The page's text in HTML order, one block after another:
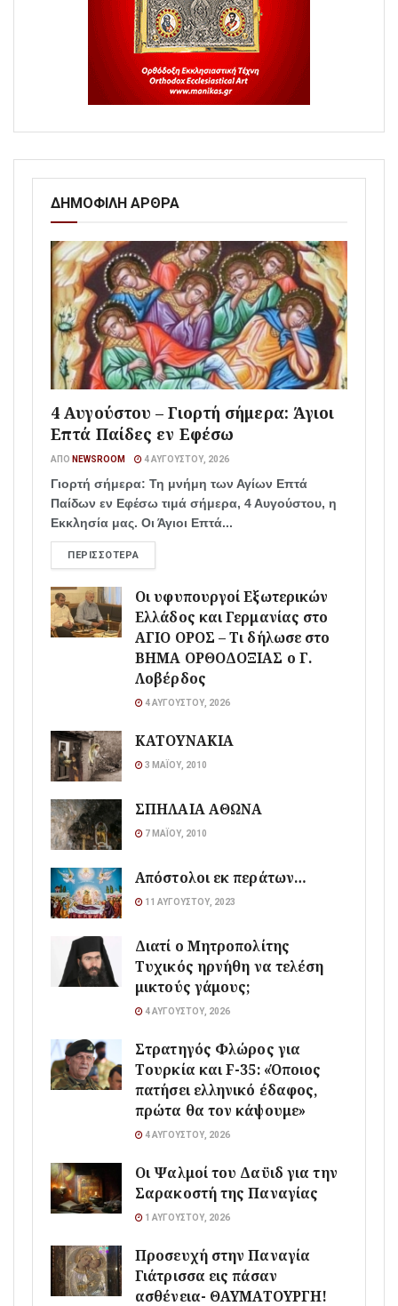
ΔΗΜΟΦΙΛΗ ΑΡΘΡΑ
4 Αυγούστου – Γιορτή σήμερα: Άγιοι
Επτά Παίδες εν Εφέσω
ΑΠΌ NEWSROOM 4 ΑΥΓΟΎΣΤΟΥ, 2026
Γιορτή σήμερα: Τη μνήμη των Αγίων Επτά
Παίδων εν Εφέσω τιμά σήμερα, 4 Αυγούστου, η
Εκκλησία μας. Οι Άγιοι Επτά...
ΠΕΡΙΣΣΌΤΕΡΑ
Οι υφυπουργοί Εξωτερικών
Ελλάδος και Γερμανίας στο
ΑΓΙΟ ΟΡΟΣ – Τι δήλωσε στο
ΒΗΜΑ ΟΡΘΟΔΟΞΙΑΣ ο Γ.
Λοβέρδος
4 ΑΥΓΟΎΣΤΟΥ, 2026
ΚΑΤΟΥΝΑΚΙΑ
3 ΜΑΪ́ΟΥ, 2010
ΣΠΗΛΑΙΑ ΑΘΩΝΑ
7 ΜΑΪ́ΟΥ, 2010
Απόστολοι εκ περάτων…
11 ΑΥΓΟΎΣΤΟΥ, 2023
Διατί ο Μητροπολίτης
Τυχικός ηρνήθη να τελέση
μικτούς γάμους;
4 ΑΥΓΟΎΣΤΟΥ, 2026
Στρατηγός Φλώρος για
Τουρκία και F-35: «Όποιος
πατήσει ελληνικό έδαφος,
πρώτα θα τον κάψουμε»
4 ΑΥΓΟΎΣΤΟΥ, 2026
Οι Ψαλμοί του Δαϋιδ για την
Σαρακοστή της Παναγίας
1 ΑΥΓΟΎΣΤΟΥ, 2026
Προσευχή στην Παναγία
Γιάτρισσα εις πάσαν
ασθένεια- ΘΑΥΜΑΤΟΥΡΓΗ!